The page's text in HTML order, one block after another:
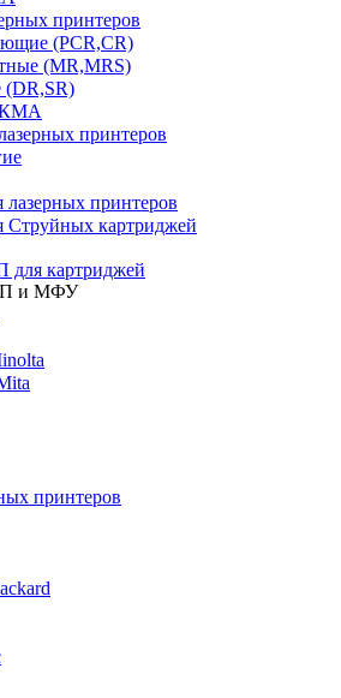
принтеров
(PCR,CR)
(MR,MRS)
(DR,SR)
КМА
принтеров
принтеров
Струйных картриджей
для картриджей
и МФУ
принтеров